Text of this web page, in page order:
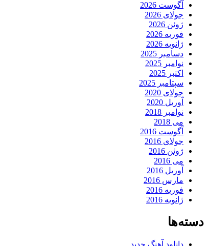
آگوست 2026
جولای 2026
ژوئن 2026
فوریه 2026
ژانویه 2026
دسامبر 2025
نوامبر 2025
اکتبر 2025
سپتامبر 2025
جولای 2020
آوریل 2020
نوامبر 2018
می 2018
آگوست 2016
جولای 2016
ژوئن 2016
می 2016
آوریل 2016
مارس 2016
فوریه 2016
ژانویه 2016
دسته‌ها
دانلود آهنگ جدید